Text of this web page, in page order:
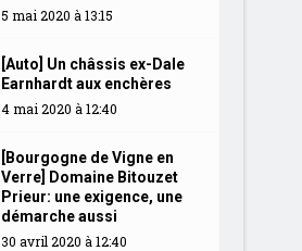
5 mai 2020 à 13:15
[Auto] Un châssis ex-Dale
Earnhardt aux enchères
4 mai 2020 à 12:40
[Bourgogne de Vigne en
Verre] Domaine Bitouzet
Prieur: une exigence, une
démarche aussi
30 avril 2020 à 12:40